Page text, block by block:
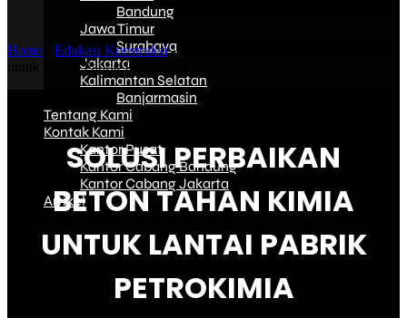
Bandung
Jawa Timur
Surabaya
Jakarta
Kalimantan Selatan
Banjarmasin
Tentang Kami
Kontak Kami
Kantor Pusat
Kantor Cabang Bandung
Kantor Cabang Jakarta
Artikel
Home Edukasi Konstruksi-
untuk Lantai Pabrik Petrokimia
SOLUSI PERBAIKAN
BETON TAHAN KIMIA
UNTUK LANTAI PABRIK
PETROKIMIA